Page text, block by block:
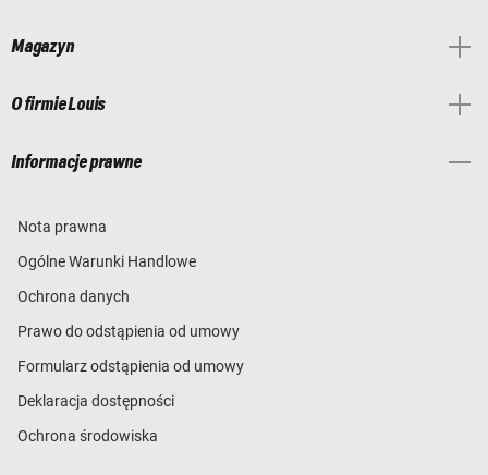
Magazyn
O firmie Louis
Informacje prawne
Nota prawna
Ogólne Warunki Handlowe
Ochrona danych
Prawo do odstąpienia od umowy
Formularz odstąpienia od umowy
Deklaracja dostępności
Ochrona środowiska